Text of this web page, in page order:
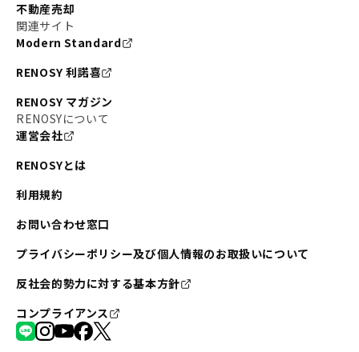
不動産売却
関連サイト
Modern Standard
RENOSY 利諾喜
RENOSY マガジン
RENOSYについて
運営会社
RENOSYとは
利用規約
お問い合わせ窓口
プライバシーポリシー及び個人情報のお取扱いについて
反社会的勢力に対する基本方針
コンプライアンス